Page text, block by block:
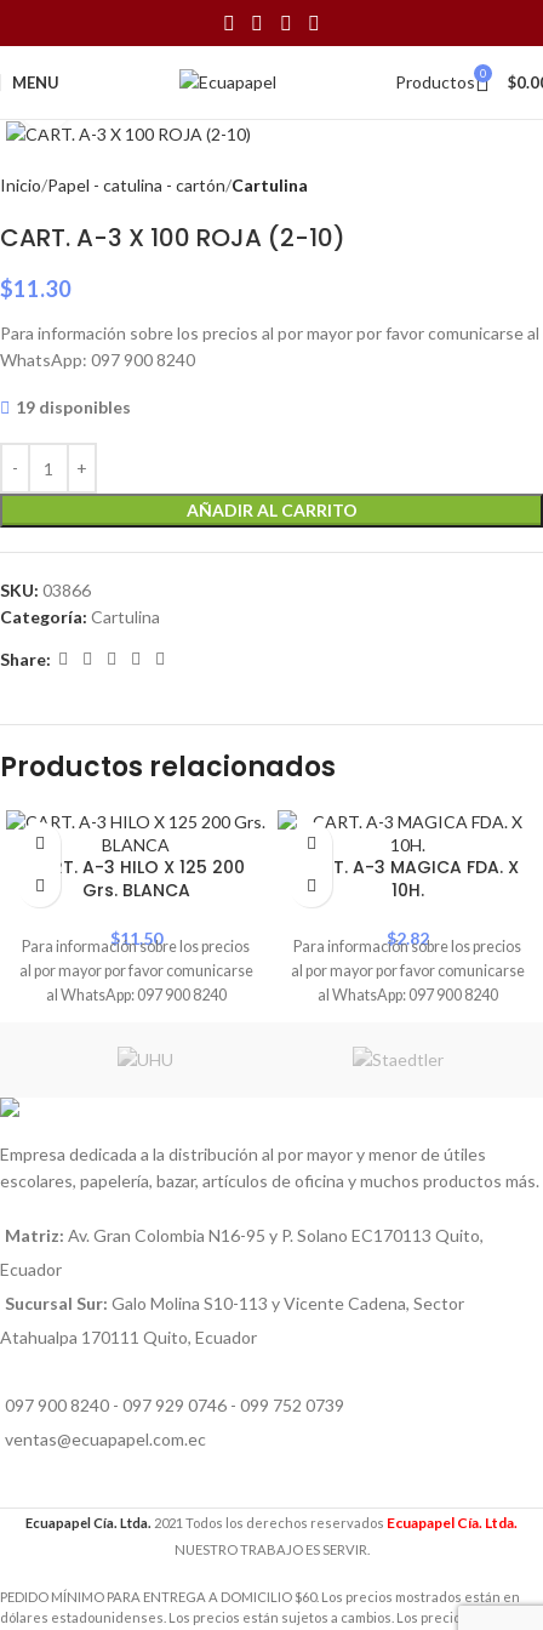
MENU Productos 0 $
Inicio Papel - catulina - cartón Cartulina
CART. A-3 X 100 ROJA (2-10)
$11.30
Para información sobre los precios al por mayor por favor comunicarse al
WhatsApp: 097 900 8240
19 disponibles
AÑADIR AL CARRITO
SKU: 03866
Categoría: Cartulina
Share:
Productos relacionados
CART. A-3 HILO X 125 200
Grs. BLANCA
$11.50
Para información sobre los precios
al por mayor por favor comunicarse
al WhatsApp: 097 900 8240
CART. A-3 MAGICA FDA. X
10H.
$2.82
Para información sobre los precios
al por mayor por favor comunicarse
al WhatsApp: 097 900 8240
Empresa dedicada a la distribución al por mayor y menor de útiles
escolares, papelería, bazar, artículos de oficina y muchos productos más.
Matriz: Av. Gran Colombia N16-95 y P. Solano EC170113 Quito,
Ecuador
Sucursal Sur: Galo Molina S10-113 y Vicente Cadena, Sector
Atahualpa 170111 Quito, Ecuador
097 900 8240 - 097 929 0746 - 099 752 0739
ventas@ecuapapel.com.ec
Ecuapapel Cía. Ltda. 2021 Todos los derechos reservados Ecuapapel Cía. Ltda.
NUESTRO TRABAJO ES SERVIR.
PEDIDO MÍNIMO PARA ENTREGA A DOMICILIO $60. Los precios mostrados están en
dólares estadounidenses. Los precios están sujetos a cambios. Los precios incluyen